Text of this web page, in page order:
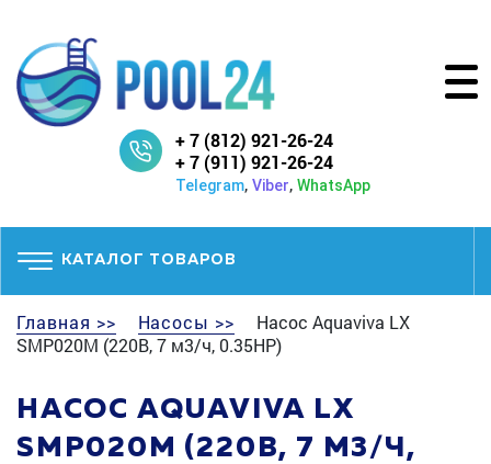
+ 7 (812) 921-26-24
+ 7 (911) 921-26-24
Telegram, Viber, WhatsApp
КАТАЛОГ ТОВАРОВ
Главная >> Насосы >>
Насос Aquaviva LX
SMP020M (220В, 7 м3/ч, 0.35НР)
НАСОС AQUAVIVA LX
SMP020M (220В, 7 М3/Ч,